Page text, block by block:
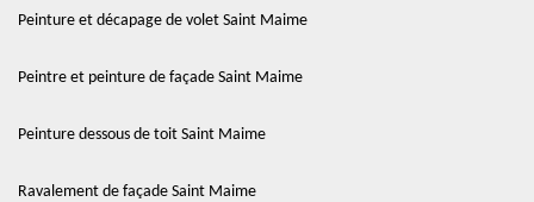
Peinture et décapage de volet Saint Maime
Peintre et peinture de façade Saint Maime
Peinture dessous de toit Saint Maime
Ravalement de façade Saint Maime